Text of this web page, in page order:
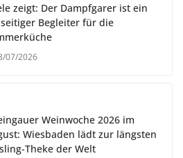
zeigt: Der Dampfgarer ist ein
Begleiter für die
07/2026
Weinwoche 2026 im
Wiesbaden lädt zur längsten
Theke der Welt